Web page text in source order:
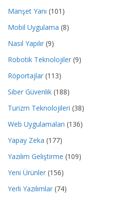
Manşet Yanı (101)
Mobil Uygulama (8)
Nasıl Yapılır (9)
Robotik Teknolojiler (9)
Röportajlar (113)
Siber Güvenlik (188)
Turizm Teknolojileri (38)
Web Uygulamaları (136)
Yapay Zeka (177)
Yazılım Geliştirme (109)
Yeni Ürünler (156)
Yerli Yazılımlar (74)